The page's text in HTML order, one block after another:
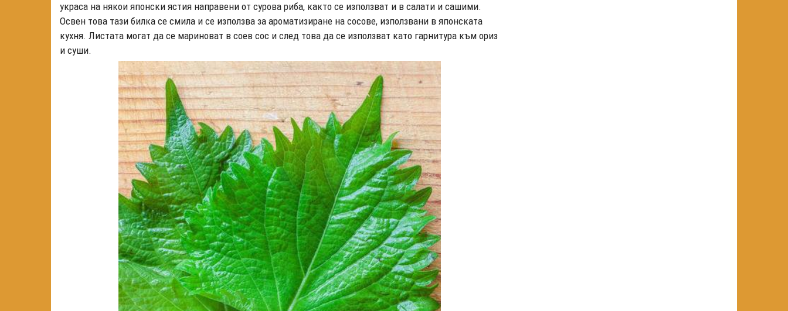
украса на някои японски ястия направени от сурова риба, както се използват и в салати и сашими.
Освен това тази билка се смила и се използва за ароматизиране на сосове, използвани в японската
кухня. Листата могат да се мариноват в соев сос и след това да се използват като гарнитура към ориз
и суши.